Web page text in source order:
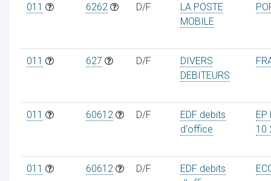
011 6262 D/F
LA POSTE
MOBILE
011 627 D/F
DIVERS
DEBITEURS
011 60612 D/F
EDF debits
d'office
EP
10
011 60612 D/F
EDF debits